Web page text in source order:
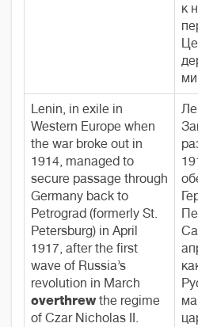
к
Lenin, in exile in
Western Europe when
the war broke out in
1914, managed to
secure passage through
Germany back to
Petrograd (formerly St.
Petersburg) in April
1917, after the first
wave of Russia’s
revolution in March
overthrewthe regime
of Czar Nicholas II.